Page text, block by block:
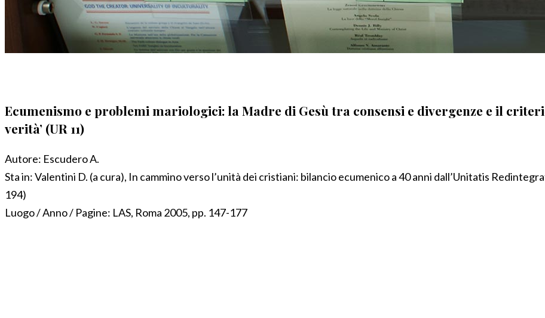
Ecumenismo e problemi mariologici: la Madre di Gesù tra consensi e divergenze e il
verità’ (UR 11)
Autore: Escudero A.
Sta in:Valentini D. (a cura), In cammino verso l’unità dei cristiani: bilancio ecumenico a 40 anni dall’Unitatis
194)
Luogo / Anno / Pagine: LAS, Roma 2005, pp. 147-177